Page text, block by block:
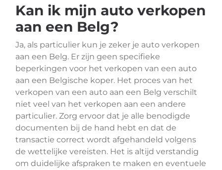
Kan ik mijn auto verkopen
aan een Belg?
Ja, als particulier kun je zeker je auto verkopen
aan een Belg. Er zijn geen specifieke
beperkingen voor het verkopen van een auto
aan een Belgische koper. Het proces van het
verkopen van een auto aan een Belg verschilt
niet veel van het verkopen aan een andere
particulier. Zorg ervoor dat je alle benodigde
documenten bij de hand hebt en dat de
transactie correct wordt afgehandeld volgens
de wettelijke vereisten. Het is altijd verstandig
om duidelijke afspraken te maken en eventuele